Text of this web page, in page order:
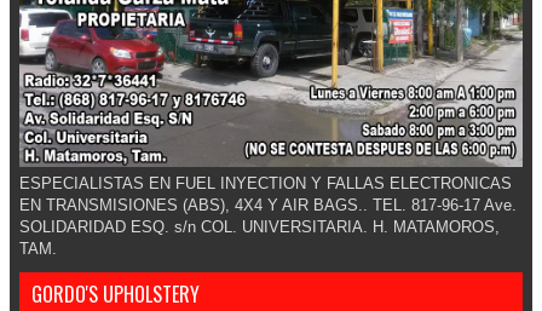
ESPECIALISTAS EN FUEL INYECTION Y FALLAS ELECTRONICAS
EN TRANSMISIONES (ABS), 4X4 Y AIR BAGS.. TEL. 817-96-17 Ave.
SOLIDARIDAD ESQ. s/n COL. UNIVERSITARIA. H. MATAMOROS,
TAM.
GORDO'S UPHOLSTERY